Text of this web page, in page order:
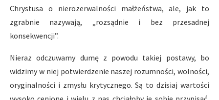
Chrystusa o nierozerwalności małżeństwa, ale, jak to
zgrabnie nazywają, „rozsądnie i bez przesadnej
konsekwencji”.
Nieraz odczuwamy dumę z powodu takiej postawy, bo
widzimy w niej potwierdzenie naszej rozumności, wolności,
oryginalności i zmysłu krytycznego. Są to dzisiaj wartości